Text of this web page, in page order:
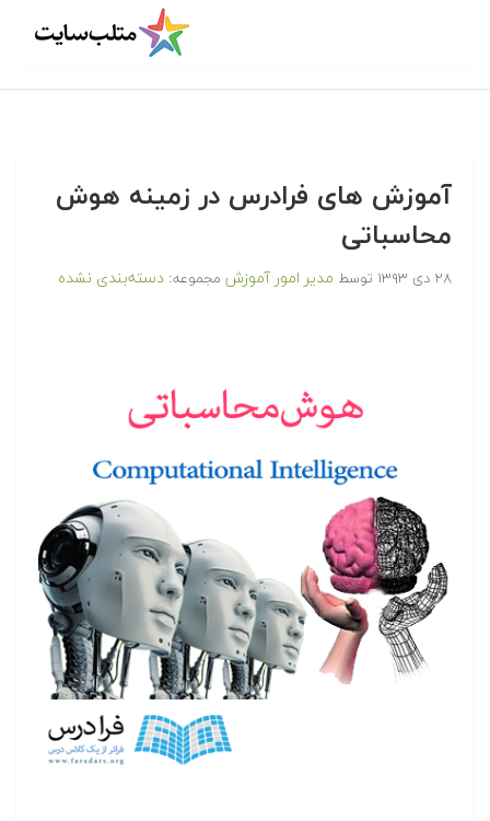
آموزش های فرادرس در زمینه هوش
محاسباتی
۲۸ دی ۱۳۹۳ توسط مدیر امور آموزش مجموعه: دسته‌بندی نشده